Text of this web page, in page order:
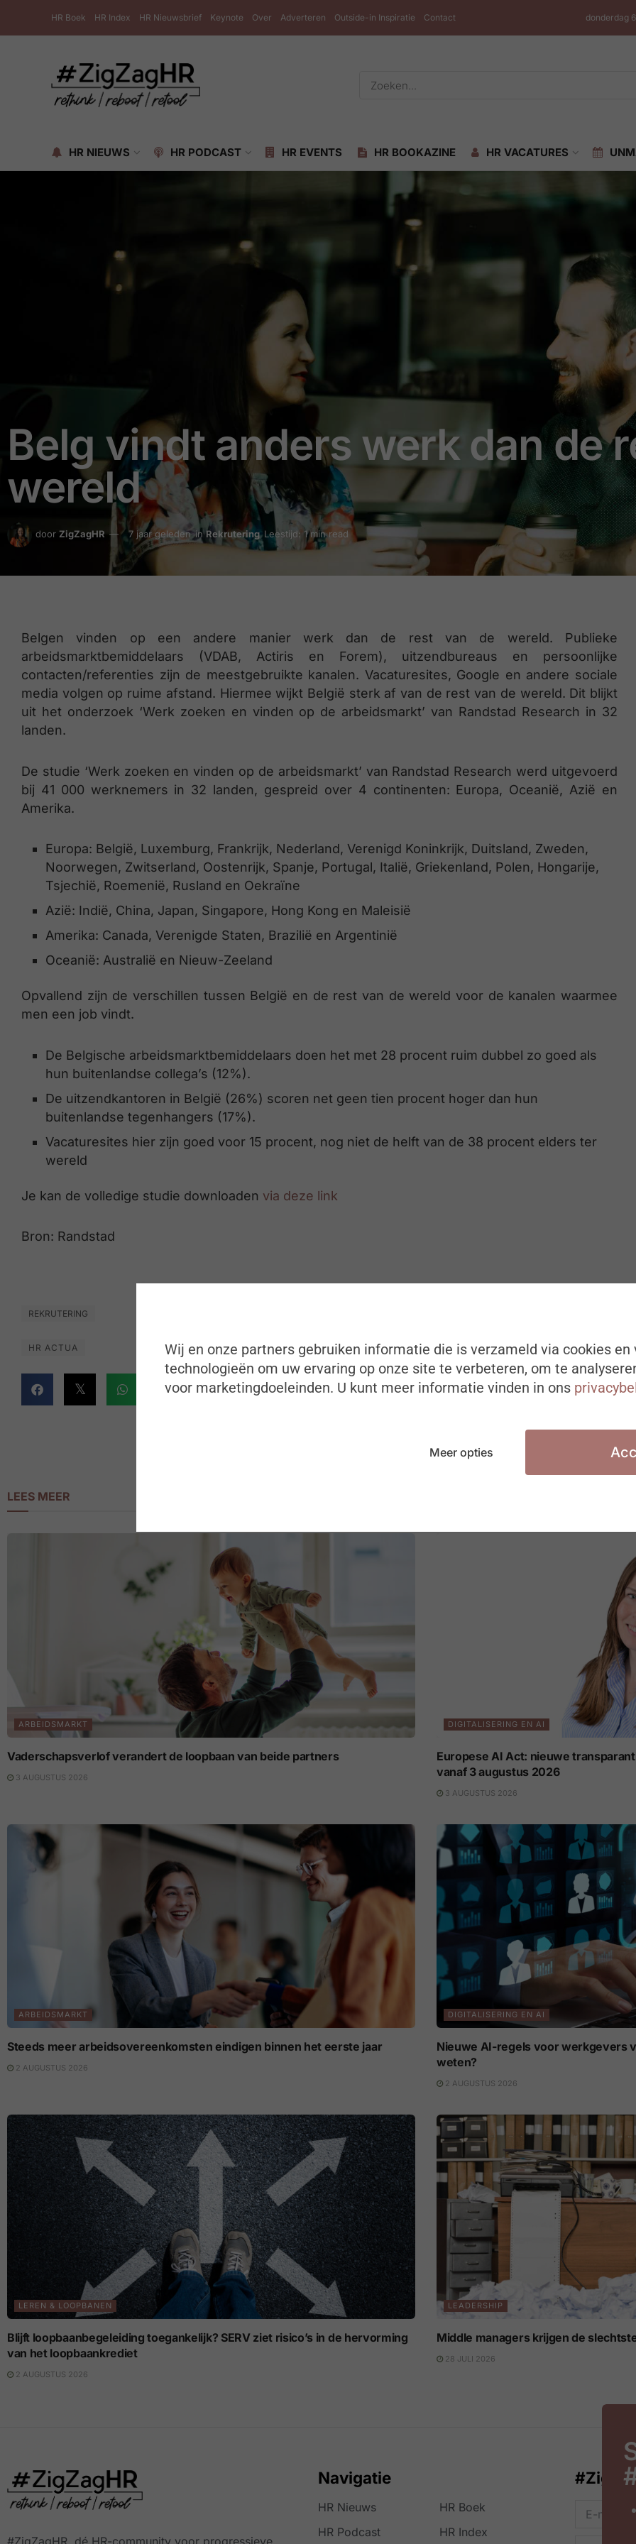
HR Boek HR Index HR Nieuwsbrief Keynote Over Adverteren Outside-in Inspiratie Contact donderdag
HR NIEUWS HR PODCAST HR EVENTS HR BOOKAZINE HR VACATURES
Belg vindt anders werk dan de
wereld
door ZigZagHR 7 jaar geleden in Rekrutering Leestijd: 1 min read
Belgen vinden op een andere manier werk dan de rest van de wereld. Publieke
arbeidsmarktbemiddelaars (VDAB, Actiris en Forem), uitzendbureaus en persoonlijke
contacten/referenties zijn de meestgebruikte kanalen. Vacaturesites, Google en andere sociale
media volgen op ruime afstand. Hiermee wijkt België sterk af van de rest van de wereld. Dit blijkt
uit het onderzoek ‘Werk zoeken en vinden op de arbeidsmarkt’ van Randstad Research in 32
landen.
De studie ‘Werk zoeken en vinden op de arbeidsmarkt’ van Randstad Research werd uitgevoerd
bij 41 000 werknemers in 32 landen, gespreid over 4 continenten: Europa, Oceanië, Azië en
Amerika.
Europa: België, Luxemburg, Frankrijk, Nederland, Verenigd Koninkrijk, Duitsland, Zweden,
Noorwegen, Zwitserland, Oostenrijk, Spanje, Portugal, Italië, Griekenland, Polen, Hongarije,
Tsjechië, Roemenië, Rusland en Oekraïne
Azië: Indië, China, Japan, Singapore, Hong Kong en Maleisië
Amerika: Canada, Verenigde Staten, Brazilië en Argentinië
Oceanië: Australië en Nieuw-Zeeland
Opvallend zijn de verschillen tussen België en de rest van de wereld voor de kanalen waarmee
men een job vindt.
De Belgische arbeidsmarktbemiddelaars doen het met 28 procent ruim dubbel zo goed als
hun buitenlandse collega’s (12%).
De uitzendkantoren in België (26%) scoren net geen tien procent hoger dan hun
buitenlandse tegenhangers (17%).
Vacaturesites hier zijn goed voor 15 procent, nog niet de helft van de 38 procent elders ter
wereld
Je kan de volledige studie downloaden via deze link
Bron: Randstad
REKRUTERING
HR ACTUA
LEES MEER
ARBEIDSMARKT
Vaderschapsverlof verandert de loopbaan van beide partners
3 AUGUSTUS 2026
DIGITALISERING EN AI
Europese AI Act: nieuwe
vanaf 3 augustus 2026
3 AUGUSTUS 2026
ARBEIDSMARKT
Steeds meer arbeidsovereenkomsten eindigen binnen het eerste jaar
2 AUGUSTUS 2026
DIGITALISERING EN AI
Nieuwe AI-regels voor werkgevers
weten?
2 AUGUSTUS 2026
LEREN & LOOPBANEN
Blijft loopbaanbegeleiding toegankelijk? SERV ziet risico’s in de hervorming
van het loopbaankrediet
2 AUGUSTUS 2026
LEADERSHIP
Middle managers krijgen de
28 JULI 2026
Navigatie
HR Nieuws
HR Podcast
HR Boek
HR Index
Wij en onze partners gebruiken informatie die is verzameld via cookies en
technologieën om uw ervaring op onze site te verbeteren, om te
voor marketingdoeleinden. U kunt meer informatie vinden in ons
Meer opties